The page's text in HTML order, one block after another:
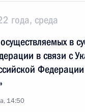
года, среда
в
в связи с
14:50